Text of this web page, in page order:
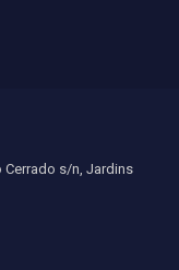
Cerrado s/n, Jardins